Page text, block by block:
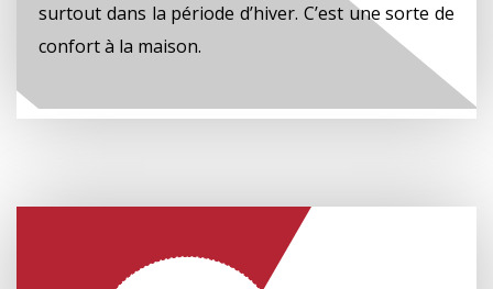
surtout dans la période d’hiver. C’est une sorte de
confort à la maison.